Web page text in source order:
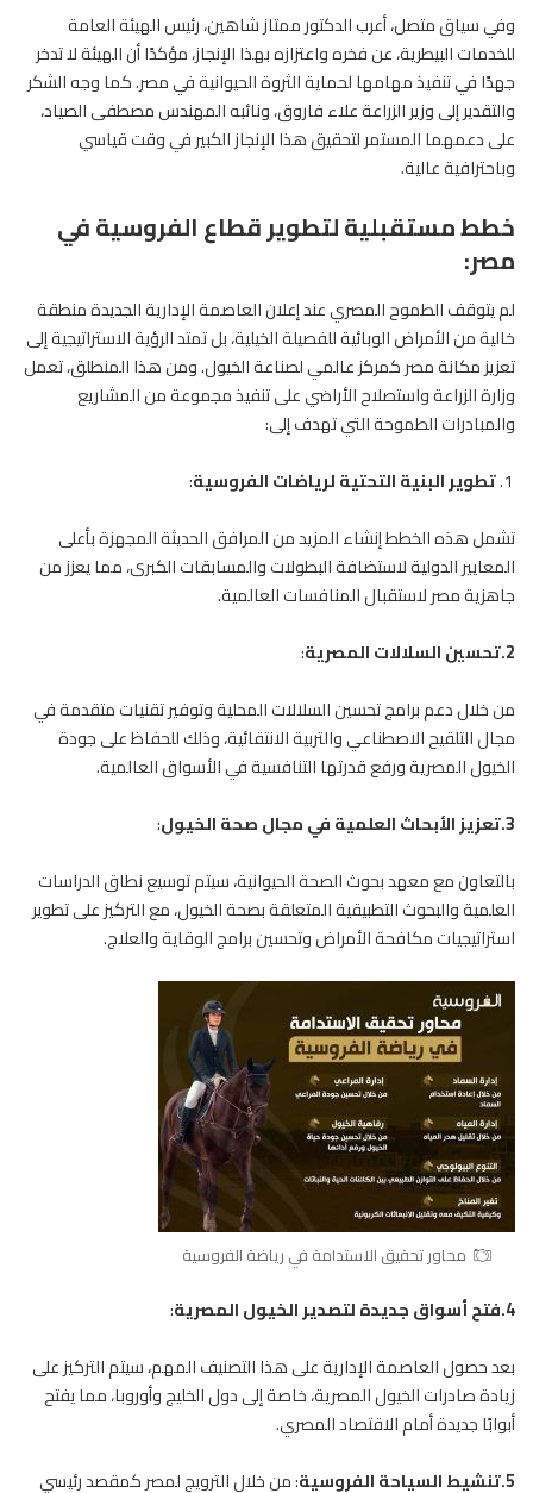
وفي سياق متصل، أعرب الدكتور ممتاز شاهين، رئيس الهيئة العامة
للخدمات البيطرية، عن فخره واعتزازه بهذا الإنجاز، مؤكدًا أن الهيئة لا تدخر
جهدًا في تنفيذ مهامها لحماية الثروة الحيوانية في مصر. كما وجه الشكر
والتقدير إلى وزير الزراعة علاء فاروق، ونائبه المهندس مصطفى الصياد،
على دعمهما المستمر لتحقيق هذا الإنجاز الكبير في وقت قياسي
وباحترافية عالية.
خطط مستقبلية لتطوير قطاع الفروسية في
مصر:
لم يتوقف الطموح المصري عند إعلان العاصمة الإدارية الجديدة منطقة
خالية من الأمراض الوبائية للفصيلة الخيلية، بل تمتد الرؤية الاستراتيجية إلى
تعزيز مكانة مصر كمركز عالمي لصناعة الخيول. ومن هذا المنطلق، تعمل
وزارة الزراعة واستصلاح الأراضي على تنفيذ مجموعة من المشاريع
والمبادرات الطموحة التي تهدف إلى:
تطوير البنية التحتية لرياضات الفروسية:
تشمل هذه الخطط إنشاء المزيد من المرافق الحديثة المجهزة بأعلى
المعايير الدولية لاستضافة البطولات والمسابقات الكبرى، مما يعزز من
جاهزية مصر لاستقبال المنافسات العالمية.
2.تحسين السلالات المصرية
:
من خلال دعم برامج تحسين السلالات المحلية وتوفير تقنيات متقدمة في
مجال التلقيح الاصطناعي والتربية الانتقائية، وذلك للحفاظ على جودة
الخيول المصرية ورفع قدرتها التنافسية في الأسواق العالمية.
3.تعزيز الأبحاث العلمية في مجال صحة الخيول
:
بالتعاون مع معهد بحوث الصحة الحيوانية، سيتم توسيع نطاق الدراسات
العلمية والبحوث التطبيقية المتعلقة بصحة الخيول، مع التركيز على تطوير
استراتيجيات مكافحة الأمراض وتحسين برامج الوقاية والعلاج.
محاور تحقيق الاستدامة في رياضة الفروسية
4.فتح أسواق جديدة لتصدير الخيول المصرية
:
بعد حصول العاصمة الإدارية على هذا التصنيف المهم، سيتم التركيز على
زيادة صادرات الخيول المصرية، خاصة إلى دول الخليج وأوروبا، مما يفتح
أبوابًا جديدة أمام الاقتصاد المصري.
5.تنشيط السياحة الفروسية
: من خلال الترويج لمصر كمقصد رئيسي